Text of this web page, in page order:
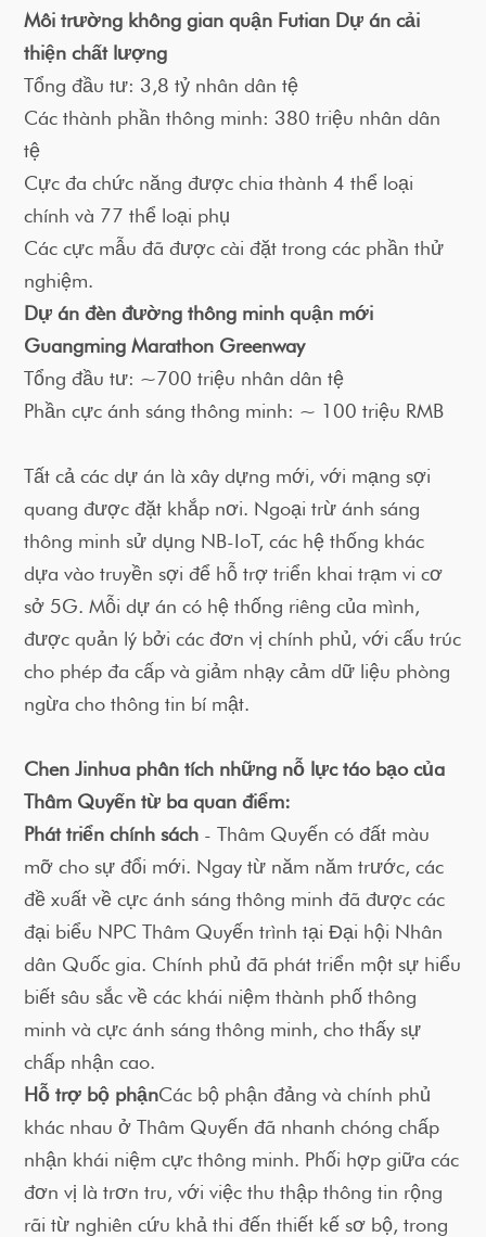
Môi trường không gian quận Futian Dự án cải
thiện chất lượng
Tổng đầu tư: 3,8 tỷ nhân dân tệ
Các thành phần thông minh: 380 triệu nhân dân
tệ
Cực đa chức năng được chia thành 4 thể loại
chính và 77 thể loại phụ
Các cực mẫu đã được cài đặt trong các phần thử
nghiệm.
Dự án đèn đường thông minh quận mới
Guangming Marathon Greenway
Tổng đầu tư: ~700 triệu nhân dân tệ
Phần cực ánh sáng thông minh: ~ 100 triệu RMB
Tất cả các dự án là xây dựng mới, với mạng sợi
quang được đặt khắp nơi. Ngoại trừ ánh sáng
thông minh sử dụng NB-IoT, các hệ thống khác
dựa vào truyền sợi để hỗ trợ triển khai trạm vi cơ
sở 5G. Mỗi dự án có hệ thống riêng của mình,
được quản lý bởi các đơn vị chính phủ, với cấu trúc
cho phép đa cấp và giảm nhạy cảm dữ liệu phòng
ngừa cho thông tin bí mật.
Chen Jinhua phân tích những nỗ lực táo bạo của
Thâm Quyến từ ba quan điểm:
Phát triển chính sách - Thâm Quyến có đất màu
mỡ cho sự đổi mới. Ngay từ năm năm trước, các
đề xuất về cực ánh sáng thông minh đã được các
đại biểu NPC Thâm Quyến trình tại Đại hội Nhân
dân Quốc gia. Chính phủ đã phát triển một sự hiểu
biết sâu sắc về các khái niệm thành phố thông
minh và cực ánh sáng thông minh, cho thấy sự
chấp nhận cao.
Hỗ trợ bộ phậnCác bộ phận đảng và chính phủ
khác nhau ở Thâm Quyến đã nhanh chóng chấp
nhận khái niệm cực thông minh. Phối hợp giữa các
đơn vị là trơn tru, với việc thu thập thông tin rộng
rãi từ nghiên cứu khả thi đến thiết kế sơ bộ, trong